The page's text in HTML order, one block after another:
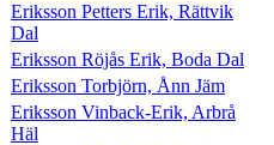
Eriksson Petters Erik, Rättvik
Dal
Eriksson Röjås Erik, Boda Dal
Eriksson Torbjörn, Ånn Jäm
Eriksson Vinback-Erik, Arbrå
Häl